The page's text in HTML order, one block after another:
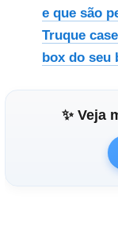
e que são
Truque
box do seu
✨ Veja